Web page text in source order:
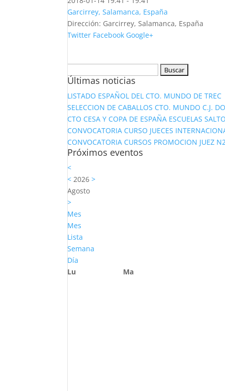
Garcirrey, Salamanca, España
Dirección: Garcirrey, Salamanca, España
Twitter Facebook Google+
Últimas noticias
LISTADO ESPAÑOL DEL CTO. MUNDO DE TREC
SELECCION DE CABALLOS CTO. MUNDO C.J.
CTO CESA Y COPA DE ESPAÑA ESCUELAS
CONVOCATORIA CURSO JUECES
CONVOCATORIA CURSOS PROMOCION JUEZ
Próximos eventos
<
< 2026>
Agosto
>
Mes
Mes
Lista
Semana
Día
Lu
Ma